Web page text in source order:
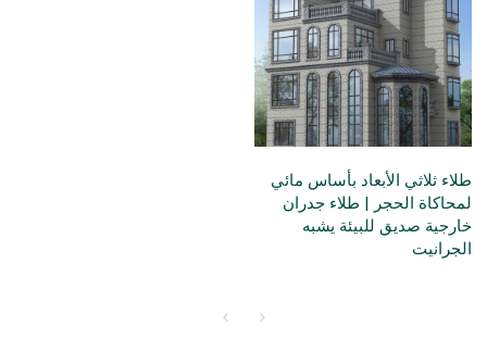
طلاء ثلاثي الأبعاد بأساس مائي
لمحاكاة الحجر | طلاء جدران
خارجية صديق للبيئة يشبه
الجرانيت